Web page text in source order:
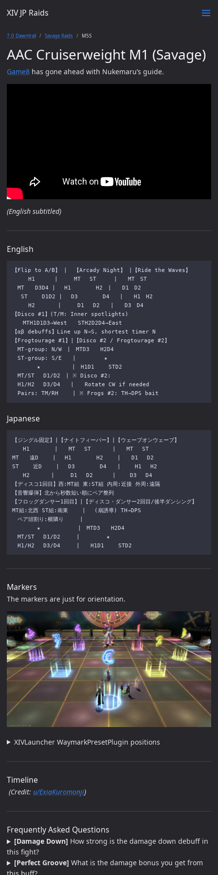
XIV JP Raids
7.0 Dawntrail Savage Raids M5S
AAC Cruiserweight M1 (Savage)
Game8 has gone ahead with Nukemaru’s guide.
(English subtitled)
English
【Flip to A/B】 |  【Arcady Night】 |【Ride the Waves】
H1　　　 |　　　MT　 ST　　  |　　MT　ST
MT　　D3D4 | 　H1　　　　 H2　|　　D1　D2
ST　　 D1D2 | 　D3　　　　 D4   |　　H1　H2
H2　　　  |　　　D1　 D2　　|　　D3　D4
【Disco #1】(T/M: Inner spotlights)
MTH1D1D3→West　　STH2D2D4→East
【αβ debuffs】Line up N→S, shortest timer N
【Frogtourage #1】|【Disco #2 / Frogtourage #2】
MT-group: N/W　|　MTD3　　H2D4
ST-group: S/E　　|　　　　  ★
★　　　　   |　H1D1　　 STD2
MT/ST　 D1/D2　| ※ Disco #2:
H1/H2　 D3/D4   |　　Rotate CW if needed
Japanese
【ジングル固定】|【ナイトフィーバー】|【ウェーブオンウェーブ】
H1　　　　 |　　MT　 ST　　　　|　　MT　 ST
MT　　遠D　　 | 　H1　　　　 H2　　 |　　D1　 D2
ST　　 近D　　 | 　D3　 　　　D4　　|　　 H1 　H2
H2　　　　|　　　D1　 D2　　　 |　　 D3　 D4
【ディスコ1回目】西:MT組 東:ST組 内周:近接 外周:遠隔
【音響爆弾】北から秒数短い順にペア整列
【フロッグダンサー1回目】|【ディスコ・ダンサー2回目/後半ダンシング】
MT組:北西 ST組:南東 　　| 　(扇誘導) TH→DPS
ペア頭割り:横隣り　　　|
★　　　　　　　|　MTD3　　H2D4
MT/ST　 D1/D2　　　|　　　　　★
Markers
The markers are just for orientation.
XIVLauncher WaymarkPresetPlugin positions
Timeline
(Credit: u/ExiaKuromonji)
Frequently Asked Questions
[Damage Down] How strong is the damage down debuff in
this fight?
[Perfect Groove] What is the damage bonus you get from